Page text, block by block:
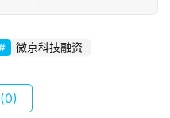
注册
微京科技融资
(0)